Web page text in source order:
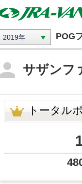
2019年 POG
サザンフ
トータル